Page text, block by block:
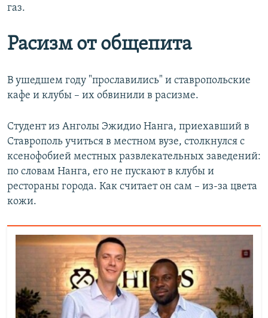
газ.
Расизм от общепита
В ушедшем году "прославились" и ставропольские
кафе и клубы – их обвинили в расизме.
Студент из Анголы Эжидио Нанга, приехавший в
Ставрополь учиться в местном вузе, столкнулся с
ксенофобией местных развлекательных заведений:
по словам Нанга, его не пускают в клубы и
рестораны города. Как считает он сам – из-за цвета
кожи.